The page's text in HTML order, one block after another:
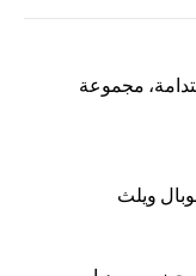
مجموعة
ويلث